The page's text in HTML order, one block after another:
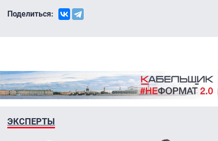
Поделиться:
ЭКСПЕРТЫ